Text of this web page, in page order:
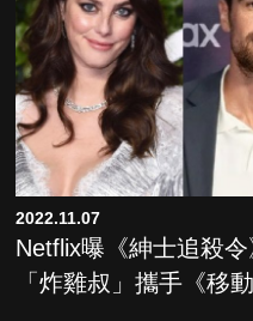
2022.11.07
Netflix曝《紳士追殺
「炸雞叔」攜手《移